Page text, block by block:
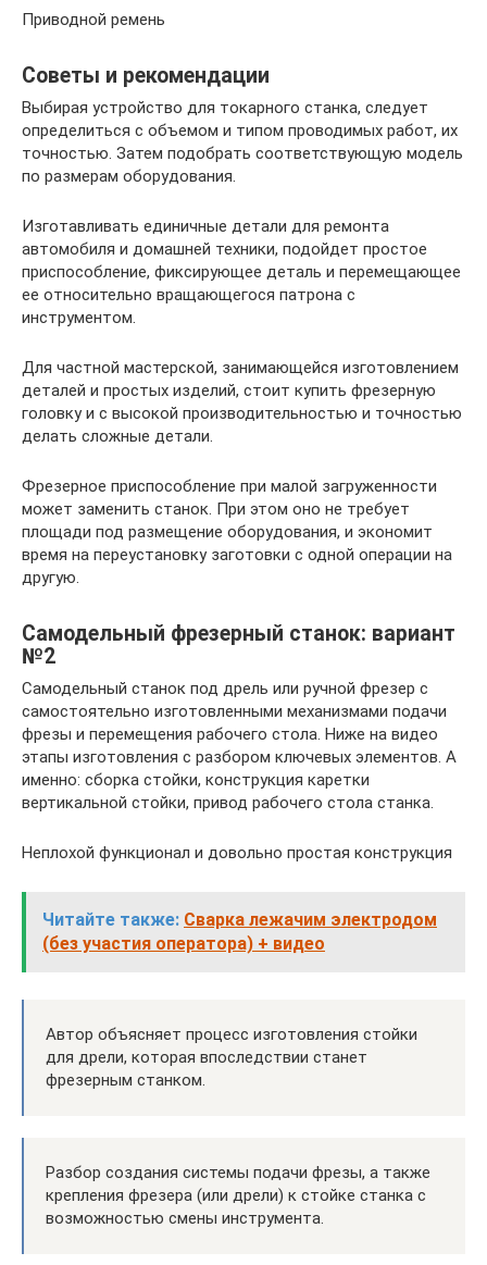
Приводной ремень
Советы и рекомендации
Выбирая устройство для токарного станка, следует
определиться с объемом и типом проводимых работ, их
точностью. Затем подобрать соответствующую модель
по размерам оборудования.
Изготавливать единичные детали для ремонта
автомобиля и домашней техники, подойдет простое
приспособление, фиксирующее деталь и перемещающее
ее относительно вращающегося патрона с
инструментом.
Для частной мастерской, занимающейся изготовлением
деталей и простых изделий, стоит купить фрезерную
головку и с высокой производительностью и точностью
делать сложные детали.
Фрезерное приспособление при малой загруженности
может заменить станок. При этом оно не требует
площади под размещение оборудования, и экономит
время на переустановку заготовки с одной операции на
другую.
Самодельный фрезерный станок: вариант
№2
Самодельный станок под дрель или ручной фрезер с
самостоятельно изготовленными механизмами подачи
фрезы и перемещения рабочего стола. Ниже на видео
этапы изготовления с разбором ключевых элементов. А
именно: сборка стойки, конструкция каретки
вертикальной стойки, привод рабочего стола станка.
Неплохой функционал и довольно простая конструкция
Читайте также: Сварка лежачим электродом
(без участия оператора) + видео
Автор объясняет процесс изготовления стойки
для дрели, которая впоследствии станет
фрезерным станком.
Разбор создания системы подачи фрезы, а также
крепления фрезера (или дрели) к стойке станка с
возможностью смены инструмента.